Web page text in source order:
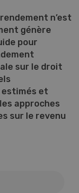
n’est
génère
pour
sur le droit
et
approches
sur le revenu